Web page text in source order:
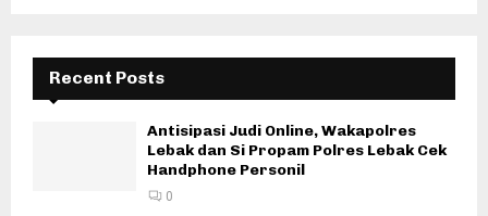
Recent Posts
Antisipasi Judi Online, Wakapolres
Lebak dan Si Propam Polres Lebak Cek
Handphone Personil
0